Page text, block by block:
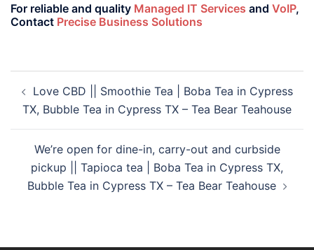
For reliable and quality Managed IT Services and VoIP,
Contact Precise Business Solutions
Love CBD || Smoothie Tea | Boba Tea in Cypress
TX, Bubble Tea in Cypress TX – Tea Bear Teahouse
We’re open for dine-in, carry-out and curbside
pickup || Tapioca tea | Boba Tea in Cypress TX,
Bubble Tea in Cypress TX – Tea Bear Teahouse